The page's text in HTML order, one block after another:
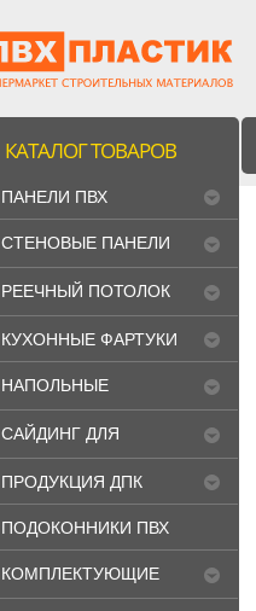
КАТАЛОГ ТОВАРОВ
ПАНЕЛИ ПВХ
СТЕНОВЫЕ ПАНЕЛИ
МДФ
РЕЕЧНЫЙ ПОТОЛОК
"CESAL"
КУХОННЫЕ ФАРТУКИ
НАПОЛЬНЫЕ
ПОКРЫТИЯ
САЙДИНГ ДЛЯ
ФАСАДА
ПРОДУКЦИЯ ДПК
ПОДОКОННИКИ ПВХ
КОМПЛЕКТУЮЩИЕ
ДЛЯ ОКОН ПВХ